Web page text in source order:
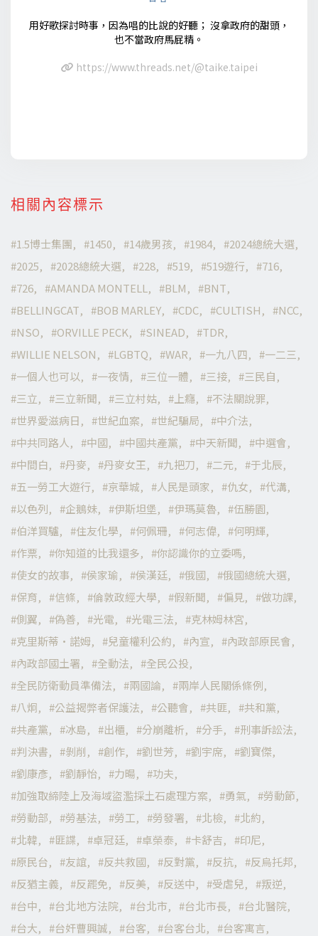
用好歌探討時事，因為唱的比說的好聽； 沒拿政府的甜頭，
也不當政府馬屁精。
https://www.threads.net/@taike.taipei
相關內容標示
1.5博士集團 1450 14歲男孩 1984
2024總統大選
2025
2028總統大選 228 519 519遊行
716
726
AMANDA MONTELL BLM
BNT
BELLINGCAT
BOB MARLEY CDC CULTISH
NCC
NSO
ORVILLE PECK SINEAD
TDR
WILLIE NELSON
LGBTQ WAR 一九八四
一二三
一個人也可以
一夜情 三位一體 三接
三民自
三立
三立新聞 三立村姑 上癮
不法關說罪
世界愛滋病日
世紀血案 世紀騙局
中介法
中共同路人
中國 中國共產黨 中天新聞
中選會
中間白
丹麥 丹麥女王 九把刀 二元
于北辰
五一勞工大遊行
京華城 人民是頭家 仇女
代溝
以色列
企鵝妹 伊斯坦堡 伊瑪莫魯
伍勝園
伯洋買驢
住友化學 何佩珊 何志偉
何明輝
作票
你知道的比我還多
你認識你的立委嗎
使女的故事
侯家瑜 侯漢廷 俄國
俄國總統大選
保育
信條 倫敦政經大學 假新聞 偏見
做功課
側翼
偽善 光電 光電三法
克林姆林宮
克里斯蒂·諾姆
兒童權利公約 內宣
內政部原民會
內政部國土署
全動法
全民公投
全民防衛動員準備法
兩國論
兩岸人民關係條例
八炯
公益揭弊者保護法 公聽會 共匪
共和黨
共產黨
冰島 出櫃 分崩離析 分手
刑事訴訟法
判決書
剝削 創作 劉世芳 劉宇席
劉寶傑
劉康彥
劉靜怡 力暘
功夫
加強取締陸上及海域盜濫採土石處理方案
勇氣
勞動節
勞動部
勞基法 勞工 勞發署 北檢
北約
北韓
匪諜 卓冠廷 卓榮泰 卡舒吉
印尼
原民台
友誼 反共救國 反對黨 反抗
反烏托邦
反猶主義
反罷免 反美 反送中 受虐兒
叛逆
台中
台北地方法院 台北市 台北市長
台北醫院
台大
台奸曹興誠 台客 台客台北
台客寓言